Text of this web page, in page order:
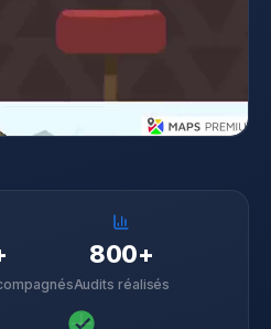
800+
Audits réalisés